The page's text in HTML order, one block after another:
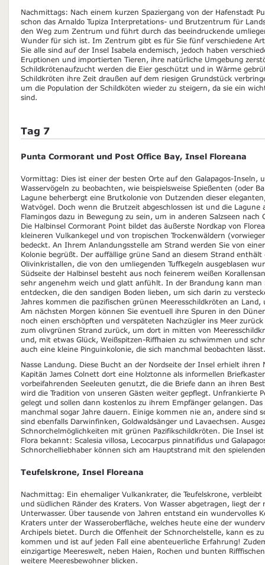
Nachmittags: Nach einem kurzen Spaziergang von der Hafenstadt
schon das Arnaldo Tupiza Interpretations- und Brutzentrum für
den Weg zum Zentrum und führt durch das beeindruckende
Wunder für sich ist. Im Zentrum gibt es für Sie fünf verschiedene
Sie alle sind auf der Insel Isabela endemisch, jedoch haben
Eruptionen und importierten Tieren, ihre natürliche Umgebung
Schildkrötenaufzucht werden die Eier geschützt und in Wärme
Schildkröten ihre Zeit draußen auf dem riesigen Grundstück
um die Population der Schildköten wieder zu steigern, da sie ein
sind.
Tag 7
Punta Cormorant und Post Office Bay, Insel Floreana
Vormittag: Dies ist einer der besten Orte auf den Galapagos-Inseln,
Wasservögeln zu beobachten, wie beispielsweise Spießenten (oder
Lagune beherbergt eine Brutkolonie von Dutzenden dieser
Watvögel. Doch wenn die Brutzeit abgeschlossen ist und die
Flamingos dazu in Bewegung zu sein, um in anderen Salzseen nach
Die Halbinsel Cormorant Point bildet das äußerste Nordkap von
kleineren Vulkankegel und von tropischen Trockenwäldern
bedeckt. An Ihrem Anlandungsstelle am Strand werden Sie von
Kolonie begrüßt. Der auffällige grüne Sand an diesem Strand
Olivinkristallen, die von den umliegenden Tuffkegeln ausgeblasen
Südseite der Halbinsel besteht aus noch feinerem weißen
sehr angenehm weich und glatt anfühlt. In der Brandung kann man
entdecken, die den sandigen Boden lieben, um sich darin zu
Jahres kommen die pazifischen grünen Meeresschildkröten an
Am nächsten Morgen können Sie eventuell ihre Spuren in den
noch einen erschöpften und verspäteten Nachzügler ins Meer
zum olivgrünen Strand zurück, um dort in mitten von
und, mit etwas Glück, Weißspitzen-Riffhaien zu schwimmen und
auch eine kleine Pinguinkolonie, die sich manchmal beobachten lässt.
Nasse Landung. Diese Bucht an der Nordseite der Insel erhielt
Kapitän James Colnett dort eine Holztonne als informellen
vorbeifahrenden Seeleuten genutzt, die die Briefe dann an ihren
wird die Tradition von unseren Gästen weiter gepflegt. Unfrankierte
gelegt und sollen dann kostenlos zu ihrem Empfänger gelangen.
manchmal sogar Jahre dauern. Einige kommen nie an, andere sind
sind ebenfalls Darwinfinken, Goldwaldsänger und Lavaechsen.
Schnorchelmöglichkeiten mit grünen Pazifikschildkröten. Die Insel
Flora bekannt: Scalesia villosa, Lecocarpus pinnatifidus und
Schnorchelliebhaber können sich am Hauptstrand mit den
Teufelskrone, Insel Floreana
Nachmittag: Ein ehemaliger Vulkankrater, die Teufelskrone,
und südlichen Ränder des Kraters. Von Wasser abgetragen, liegt der
Unterwasser. Über tausende von Jahren entstand ein wundervolles
Kraters unter der Wasseroberfläche, welches heute eine der
Archipels bietet. Durch die Offenheit der Schnorchelstelle, kann es
kommen und ist auf jeden Fall eine abenteuerliche Erfahrung!
einzigartige Meereswelt, neben Haien, Rochen und bunten
weitere Meeresbewohner blicken.